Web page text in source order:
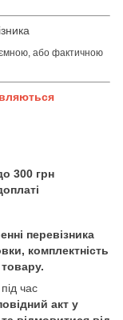
або фактичною
300 грн
перевізника
комплектність
час
акт у